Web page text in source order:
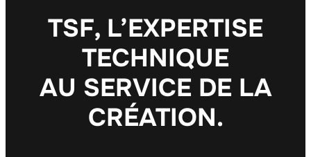
TSF, L’EXPERTISE
TECHNIQUE
AU SERVICE DE LA
CRÉATION.